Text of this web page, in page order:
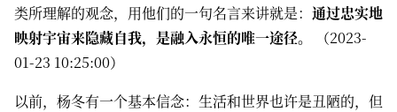
类所理解的观念，用他们的一句名言来讲就是： 通过忠实地
映射宇宙来隐藏自我，是融入永恒的唯一途径。
（2023-
01-23 10:25:00）
以前，杨冬有一个基本信念：生活和世界也许是丑陋的，但